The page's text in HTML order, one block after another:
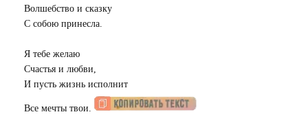
Волшебство и сказку
С собою принесла.
Я тебе желаю
Счастья и любви,
И пусть жизнь исполнит
Все мечты твои.